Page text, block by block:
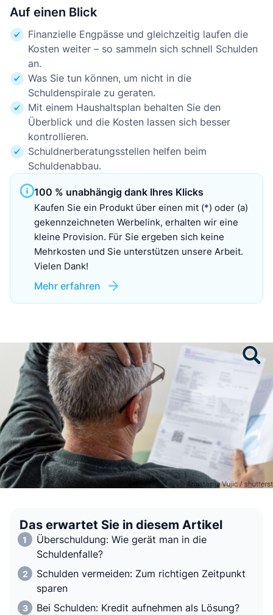
Auf einen Blick
Finanzielle Engpässe und gleichzeitig laufen die
Kosten weiter – so sammeln sich schnell Schulden
an.
Was Sie tun können, um nicht in die
Schuldenspirale zu geraten.
Mit einem Haushaltsplan behalten Sie den
Überblick und die Kosten lassen sich besser
kontrollieren.
Schuldnerberatungsstellen helfen beim
Schuldenabbau.
100 % unabhängig dank Ihres Klicks
Kaufen Sie ein Produkt über einen mit (*) oder (a)
gekennzeichneten Werbelink, erhalten wir eine
kleine Provision. Für Sie ergeben sich keine
Mehrkosten und Sie unterstützen unsere Arbeit.
Vielen Dank!
Mehr erfahren
Das erwartet Sie in diesem Artikel
Überschuldung: Wie gerät man in die
Schuldenfalle?
Schulden vermeiden: Zum richtigen Zeitpunkt
sparen
Bei Schulden: Kredit aufnehmen als Lösung?